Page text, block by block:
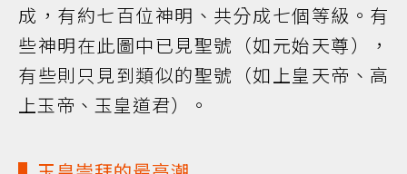
成，有約七百位神明、共分成七個等級。有
些神明在此圖中已見聖號（如元始天尊），
有些則只見到類似的聖號（如上皇天帝、高
上玉帝、玉皇道君）。